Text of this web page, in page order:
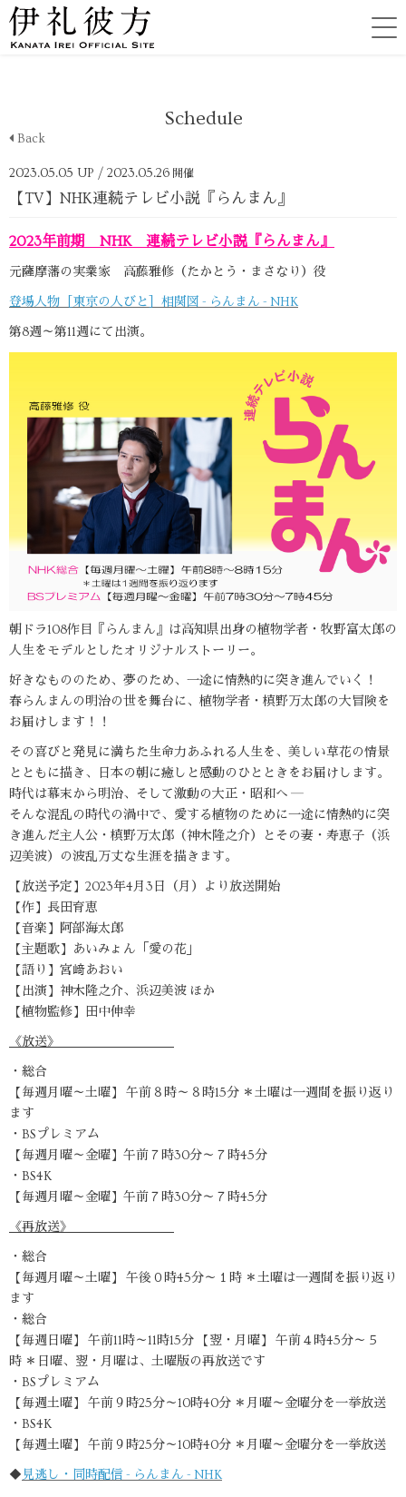
Schedule
Back
2023.05.05 UP / 2023.05.26 開催
【TV】NHK連続テレビ小説『らんまん』
2023年前期 NHK 連続テレビ小説『らんまん』
元薩摩藩の実業家 高藤雅修（たかとう・まさなり）役
登場人物［東京の人びと］相関図 - らんまん - NHK
第8週～第11週にて出演。
朝ドラ108作目『らんまん』は高知県出身の植物学者・牧野富太郎の
人生をモデルとしたオリジナルストーリー。
好きなもののため、夢のため、一途に情熱的に突き進んでいく！
春らんまんの明治の世を舞台に、植物学者・槙野万太郎の大冒険を
お届けします！！
その喜びと発見に満ちた生命力あふれる人生を、美しい草花の情景
とともに描き、日本の朝に癒しと感動のひとときをお届けします。
時代は幕末から明治、そして激動の大正・昭和へ ―
そんな混乱の時代の渦中で、愛する植物のために一途に情熱的に突
き進んだ主人公・槙野万太郎（神木隆之介）とその妻・寿恵子（浜
辺美波）の波乱万丈な生涯を描きます。
【放送予定】2023年4月3日（月）より放送開始
【作】長田育恵
【音楽】阿部海太郎
【主題歌】あいみょん「愛の花」
【語り】宮﨑あおい
【出演】神木隆之介、浜辺美波 ほか
【植物監修】田中伸幸
《放送》
・総合
【毎週月曜～土曜】 午前８時～８時15分 ＊土曜は一週間を振り返り
ます
・BSプレミアム
【毎週月曜～金曜】午前７時30分～７時45分
・BS4K
【毎週月曜～金曜】午前７時30分～７時45分
《再放送》
・総合
【毎週月曜～土曜】 午後０時45分～１時 ＊土曜は一週間を振り返り
ます
・総合
【毎週日曜】 午前11時～11時15分 【翌・月曜】 午前４時45分～５
時 ＊日曜、翌・月曜は、土曜版の再放送です
・BSプレミアム
【毎週土曜】 午前９時25分～10時40分 ＊月曜～金曜分を一挙放送
・BS4K
【毎週土曜】 午前９時25分～10時40分 ＊月曜～金曜分を一挙放送
◆ 見逃し・同時配信 - らんまん - NHK